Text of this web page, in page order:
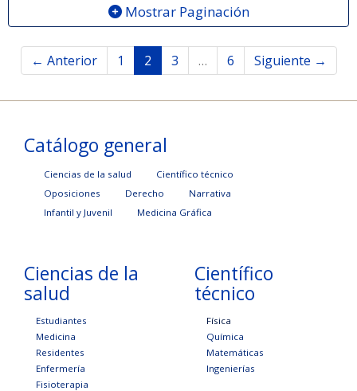
Mostrar Paginación
← Anterior 1 2 3 … 6 Siguiente →
Catálogo general
Ciencias de la salud
Científico técnico
Oposiciones
Derecho
Narrativa
Infantil y Juvenil
Medicina Gráfica
Ciencias de la
salud
Estudiantes
Medicina
Residentes
Enfermería
Fisioterapia
Científico
técnico
Física
Química
Matemáticas
Ingenierías